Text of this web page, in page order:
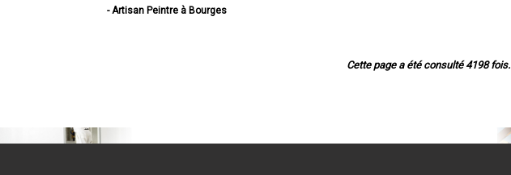
- Artisan Peintre à Bourges
- Artisan Peintre à Dun-sur-Auron
- Artisan Peintre à Trouy
Cette page a été consulté 4198 fois.